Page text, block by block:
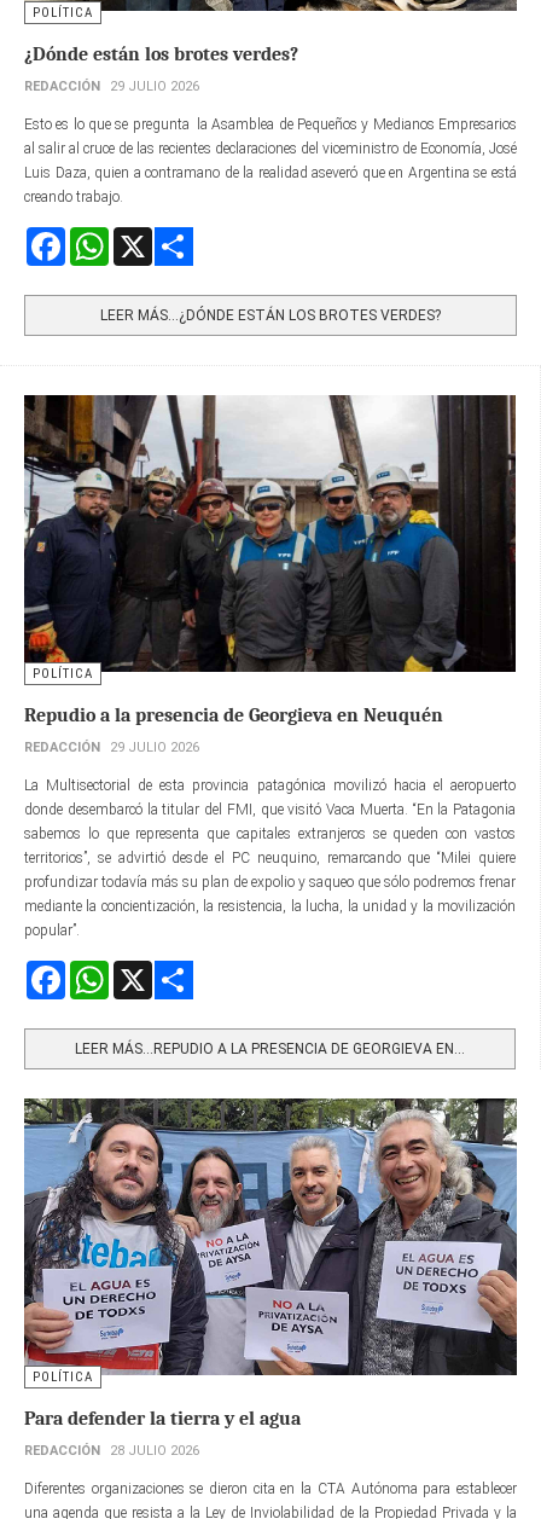
POLÍTICA
¿Dónde están los brotes verdes?
REDACCIÓN 29 JULIO 2026
Esto es lo que se pregunta la Asamblea de Pequeños y Medianos Empresarios
al salir al cruce de las recientes declaraciones del viceministro de Economía, José
Luis Daza, quien a contramano de la realidad aseveró que en Argentina se está
creando trabajo.
FacebookWhatsApp
LEER MÁS…¿DÓNDE ESTÁN LOS BROTES VERDES?
POLÍTICA
Repudio a la presencia de Georgieva en Neuquén
REDACCIÓN 29 JULIO 2026
La Multisectorial de esta provincia patagónica movilizó hacia el aeropuerto
donde desembarcó la titular del FMI, que visitó Vaca Muerta. “En la Patagonia
sabemos lo que representa que capitales extranjeros se queden con vastos
territorios”, se advirtió desde el PC neuquino, remarcando que “Milei quiere
profundizar todavía más su plan de expolio y saqueo que sólo podremos frenar
mediante la concientización, la resistencia, la lucha, la unidad y la movilización
popular”.
FacebookWhatsApp
LEER MÁS…REPUDIO A LA PRESENCIA DE GEORGIEVA EN...
POLÍTICA
Para defender la tierra y el agua
REDACCIÓN 28 JULIO 2026
Diferentes organizaciones se dieron cita en la CTA Autónoma para establecer
una agenda que resista a la Ley de Inviolabilidad de la Propiedad Privada y la